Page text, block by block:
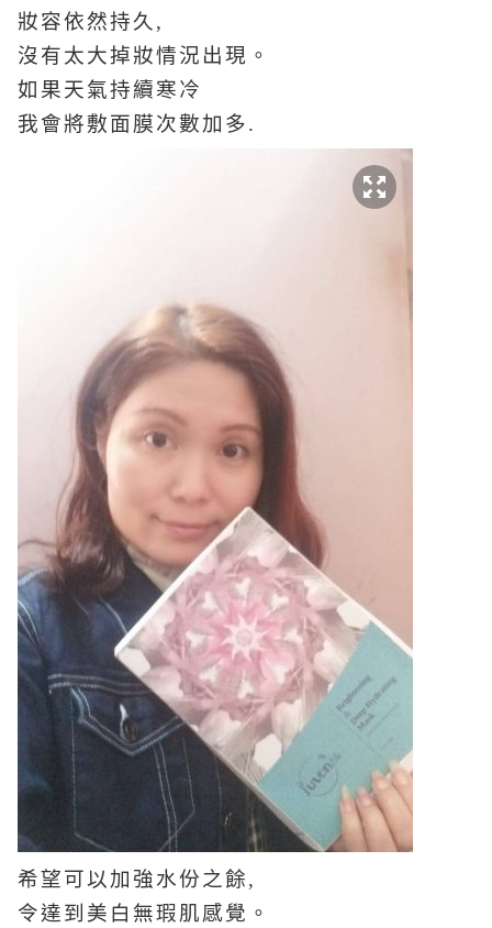
妝容依然持久,
沒有太大掉妝情況出現。
如果天氣持續寒冷
我會將敷面膜次數加多.
希望可以加強水份之餘,
令達到美白無瑕肌感覺。